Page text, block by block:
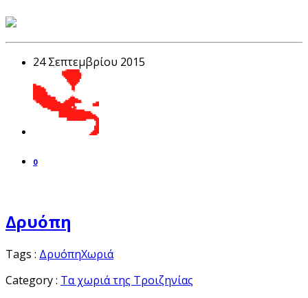
24 Σεπτεμβρίου 2015
0
Δρυόπη
Tags : ΔρυόπηΧωριά
Category : Τα χωριά της Τροιζηνίας